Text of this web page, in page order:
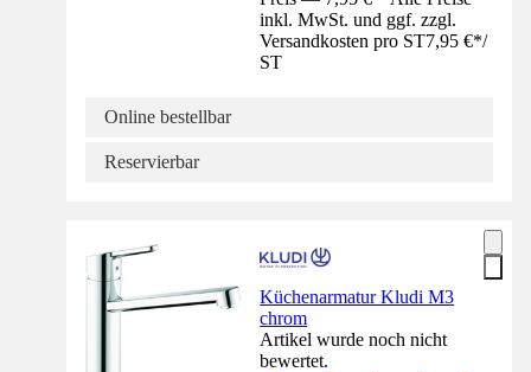
inkl. MwSt. und ggf. zzgl.
Versandkosten pro ST7,95 €*/
ST
Online bestellbar
Reservierbar
Küchenarmatur Kludi M3
chrom
Artikel wurde noch nicht
bewertet.